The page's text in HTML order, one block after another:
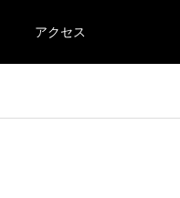
アクセス